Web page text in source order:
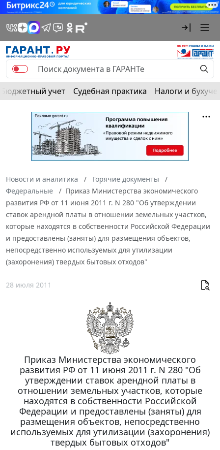
Бюджетный учет Судебная практика Налоги и
Новости и аналитика
Горячие документы
Федеральные
Приказ Министерства экономического
развития РФ от 11 июня 2011 г. N 280 "Об утверждении
ставок арендной платы в отношении земельных участков,
которые находятся в собственности Российской Федерации
и предоставлены (заняты) для размещения объектов,
непосредственно используемых для утилизации
(захоронения) твердых бытовых отходов"
28 июля 2011
Приказ Министерства экономического
развития РФ от 11 июня 2011 г. N 280 "Об
утверждении ставок арендной платы в
отношении земельных участков, которые
находятся в собственности Российской
Федерации и предоставлены (заняты) для
размещения объектов, непосредственно
используемых для утилизации (захоронения)
твердых бытовых отходов"